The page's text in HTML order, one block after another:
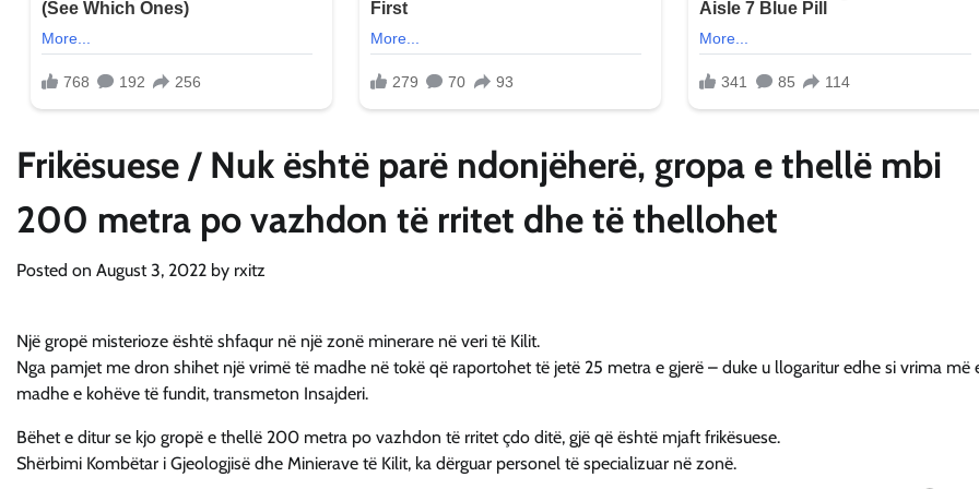
Frikësuese / Nuk është parë ndonjëherë, gropa e thellë mbi
200 metra po vazhdon të rritet dhe të thellohet
Posted on August 3, 2022 by rxitz
Një gropë misterioze është shfaqur në një zonë minerare në veri të Kilit.
Nga pamjet me dron shihet një vrimë të madhe në tokë që raportohet të jetë 25 metra e gjerë – duke u llogaritur edhe si vrima më
madhe e kohëve të fundit, transmeton Insajderi.
Bëhet e ditur se kjo gropë e thellë 200 metra po vazhdon të rritet çdo ditë, gjë që është mjaft frikësuese.
Shërbimi Kombëtar i Gjeologjisë dhe Minierave të Kilit, ka dërguar personel të specializuar në zonë.